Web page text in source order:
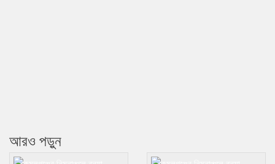
আরও পড়ুন